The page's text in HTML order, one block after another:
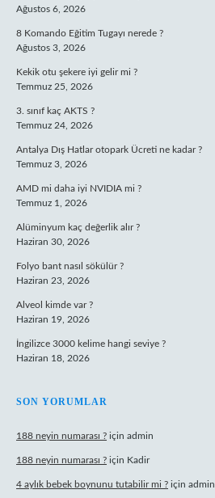
Ağustos 6, 2026
8 Komando Eğitim Tugayı nerede ?
Ağustos 3, 2026
Kekik otu şekere iyi gelir mi ?
Temmuz 25, 2026
3. sınıf kaç AKTS ?
Temmuz 24, 2026
Antalya Dış Hatlar otopark Ücreti ne kadar ?
Temmuz 3, 2026
AMD mi daha iyi NVIDIA mi ?
Temmuz 1, 2026
Alüminyum kaç değerlik alır ?
Haziran 30, 2026
Folyo bant nasıl sökülür ?
Haziran 23, 2026
Alveol kimde var ?
Haziran 19, 2026
İngilizce 3000 kelime hangi seviye ?
Haziran 18, 2026
SON YORUMLAR
188 neyin numarası ? için admin
188 neyin numarası ? için Kadir
4 aylık bebek boynunu tutabilir mi ? için admin